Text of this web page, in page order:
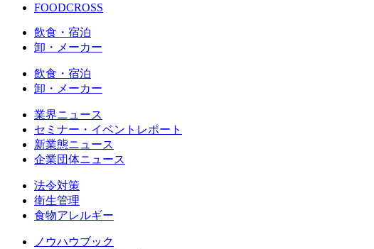
FOODCROSS
飲食・宿泊
卸・メーカー
飲食・宿泊
卸・メーカー
業界ニュース
セミナー・イベントレポート
新業態ニュース
企業団体ニュース
法令対策
衛生管理
食物アレルギー
ノウハウブック